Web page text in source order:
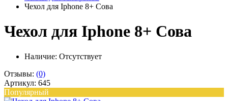
Чехол для Iphone 8+ Сова
Чехол для Iphone 8+ Сова
Наличие: Отсутствует
Отзывы: (0)
Артикул: 645
Популярный